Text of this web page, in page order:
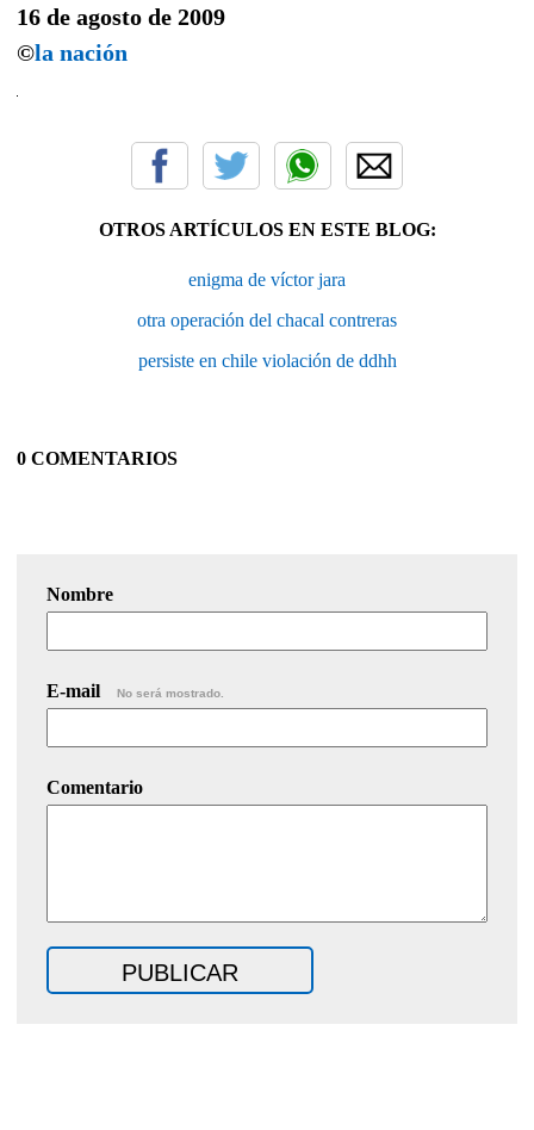
16 de agosto de 2009
©la nación
OTROS ARTÍCULOS EN ESTE BLOG:
enigma de víctor jara
otra operación del chacal contreras
persiste en chile violación de ddhh
0 COMENTARIOS
Nombre
E-mail No será mostrado.
Comentario